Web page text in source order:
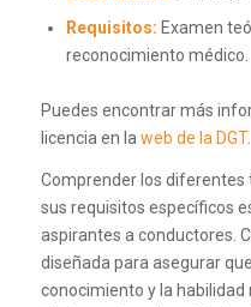
Requisitos: Examen
reconocimiento médico.
Puedes encontrar más
licencia en la web de la DGT.
Comprender los diferentes
sus requisitos específicos
aspirantes a conductores.
diseñada para asegurar
conocimiento y la